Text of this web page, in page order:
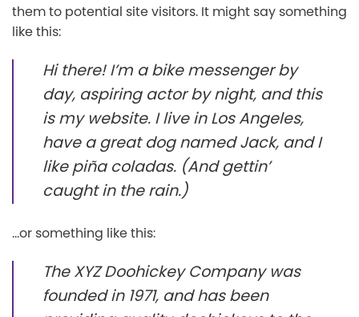
them to potential site visitors. It might say something
like this:
Hi there! I’m a bike messenger by
day, aspiring actor by night, and this
is my website. I live in Los Angeles,
have a great dog named Jack, and I
like piña coladas. (And gettin’
caught in the rain.)
…or something like this:
The XYZ Doohickey Company was
founded in 1971, and has been